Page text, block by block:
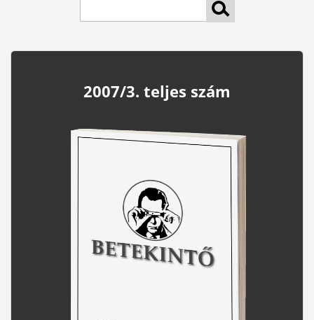
2007/3. teljes szám